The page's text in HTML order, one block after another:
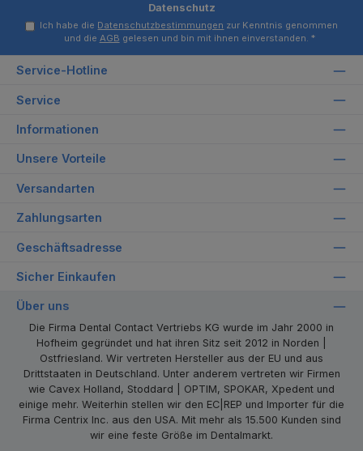
Datenschutz
Ich habe die Datenschutzbestimmungen zur Kenntnis genommen
und die AGB gelesen und bin mit ihnen einverstanden. *
Service-Hotline
Service
Informationen
Unsere Vorteile
Versandarten
Zahlungsarten
Geschäftsadresse
Sicher Einkaufen
Über uns
Die Firma Dental Contact Vertriebs KG wurde im Jahr 2000 in
Hofheim gegründet und hat ihren Sitz seit 2012 in Norden |
Ostfriesland. Wir vertreten Hersteller aus der EU und aus
Drittstaaten in Deutschland. Unter anderem vertreten wir Firmen
wie Cavex Holland, Stoddard | OPTIM, SPOKAR, Xpedent und
einige mehr. Weiterhin stellen wir den EC|REP und Importer für die
Firma Centrix Inc. aus den USA. Mit mehr als 15.500 Kunden sind
wir eine feste Größe im Dentalmarkt.